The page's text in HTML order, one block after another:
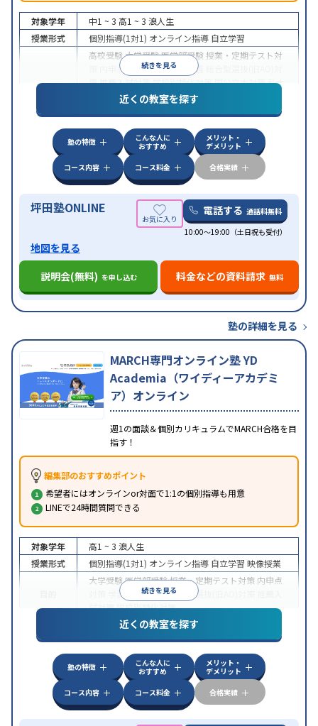
続きを見る
対象学年 中1 ~ 3 高1 ~ 3 浪人生
授業形式
個別指導(1対1) オンライン指導 自立学習
高校受験大学受験医学部受験 授業・定期テスト対
内申点対策学習習慣の定着
策推薦入試対策学校別特化対策国公立大対策私大
共通テスト対策英検(英語検定)対策
その
特徴
中高一貫校生に対応授業の振替可能 不登校生に対
学習にPC・タブレットを利用オンライン対応
科目から受講可能季節講習のみの受講可発達障害
の子どもに対応
近くの教室を探す
塾の特徴
こんな人に
おすすめ
メリット・
デメリット
コース内容
コース料金 合格実績
坪田塾ONLINE 電話する 通話料無料
10:00～19:00（土日祝も受付）
地図を見る
説明会(無料) を申し込む 料金などの資料請求 無料
塾の詳細を見る
MARCH専門オンライン塾 YD
Academia（ワイディーアカデミ
ア）オンライン
週1の面談＆個別カリキュラムでMARCH合格を目
指す！
編集部のおすすめポイント
希望者にはオンラインor対面で1:1の個別指導も用意
LINEで24時間質問できる
続きを見る
対象学年 高1 ~ 3 浪人生
授業形式
個別指導(1対1) オンライン指導 自立学習 映像授業
大学受験医学部受験授業・定期テスト対策 内申点
学習習慣の定着 総合型選抜(旧AO)対策
試対策学校別特化対策
特徴
中高一貫校生に対応授業の振替可能
学習にPC・タブレットを利用オンライン対応1
科目から受講可能
近くの教室を探す
塾の特徴
こんな人に
おすすめ
メリット・
デメリット
コース内容
コース料金 合格実績